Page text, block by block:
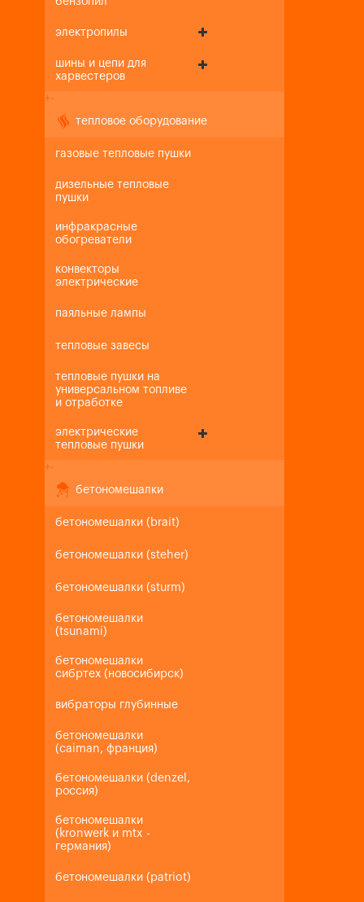
электропилы
шины и цепи для
харвестеров
+-
тепловое оборудование
газовые тепловые пушки
дизельные тепловые
пушки
инфракрасные
обогреватели
конвекторы
электрические
паяльные лампы
тепловые завесы
тепловые пушки на
универсальном топливе
и отработке
электрические
тепловые пушки
+-
бетономешалки
бетономешалки (brait)
бетономешалки (steher)
бетономешалки (sturm)
бетономешалки
(tsunami)
бетономешалки
сибртех (новосибирск)
вибраторы глубинные
бетономешалки
(caiman, франция)
бетономешалки (denzel,
россия)
бетономешалки
(kronwerk и mtx -
германия)
бетономешалки (patriot)